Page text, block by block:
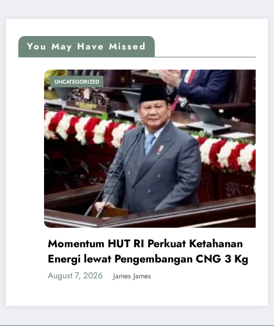
You May Have Missed
UNCATEGORIZED
Momentum HUT RI Perkuat Ketahanan
Energi lewat Pengembangan CNG 3 Kg
August 7, 2026 James James